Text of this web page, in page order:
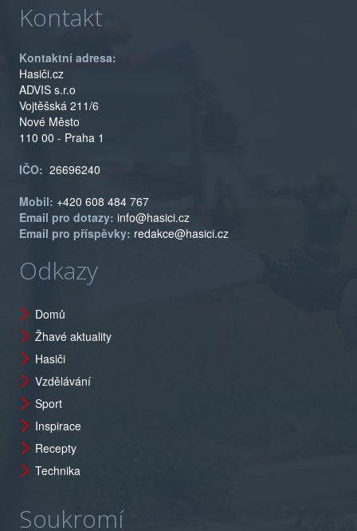
Kontakt
Kontaktní adresa:
Hasiči.cz
ADVIS s.r.o
Vojtěšská 211/6
Nové Město
110 00 - Praha 1
IČO: 26696240
Mobil: +420 608 484 767
Email pro dotazy: info@hasici.cz
Email pro příspěvky: redakce@hasici.cz
Odkazy
Domů
Žhavé aktuality
Hasiči
Vzdělávání
Sport
Inspirace
Recepty
Technika
Soukromí